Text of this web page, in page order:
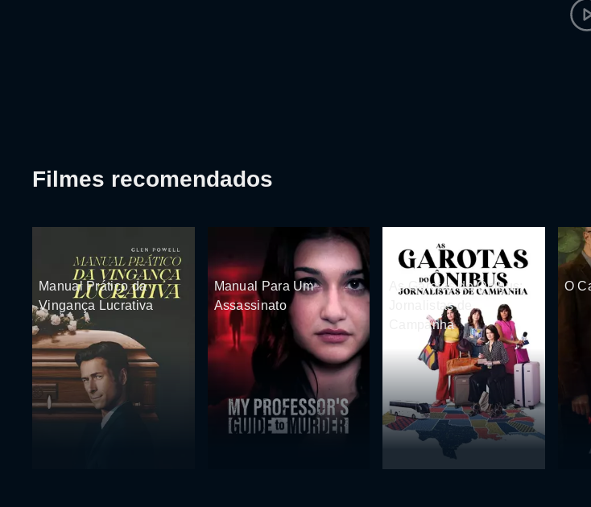
Filmes recomendados
Manual Prático da
Vingança Lucrativa
Manual Para Um
Assassinato
As Garotas do Ônibus:
Jornalistas de
Campanha
O